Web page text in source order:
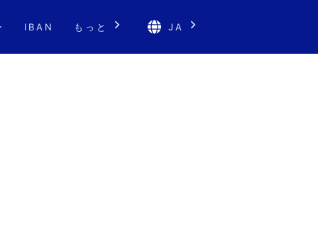
IBAN もっと JA